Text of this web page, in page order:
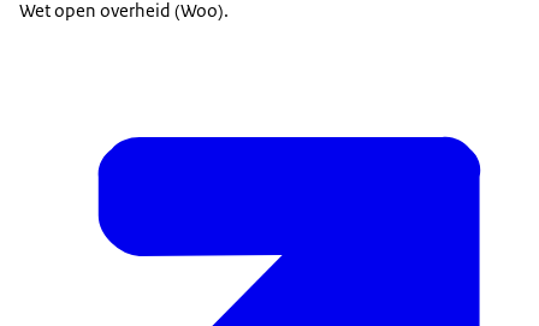
Wet open overheid (Woo).